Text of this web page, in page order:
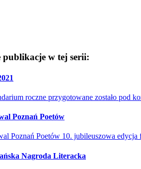
publikacje w tej serii:
roczne przygotowane zostało pod
Poznań Poetów
Poznań Poetów 10. jubileuszowa
Nagroda Literacka